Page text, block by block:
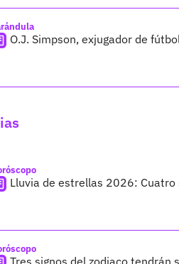
O.J. Simpson, exjugador de
Lluvia de estrellas 2026: